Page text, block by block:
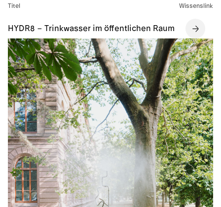
Titel Wissenslink
HYDR8 – Trinkwasser im öffentlichen Raum